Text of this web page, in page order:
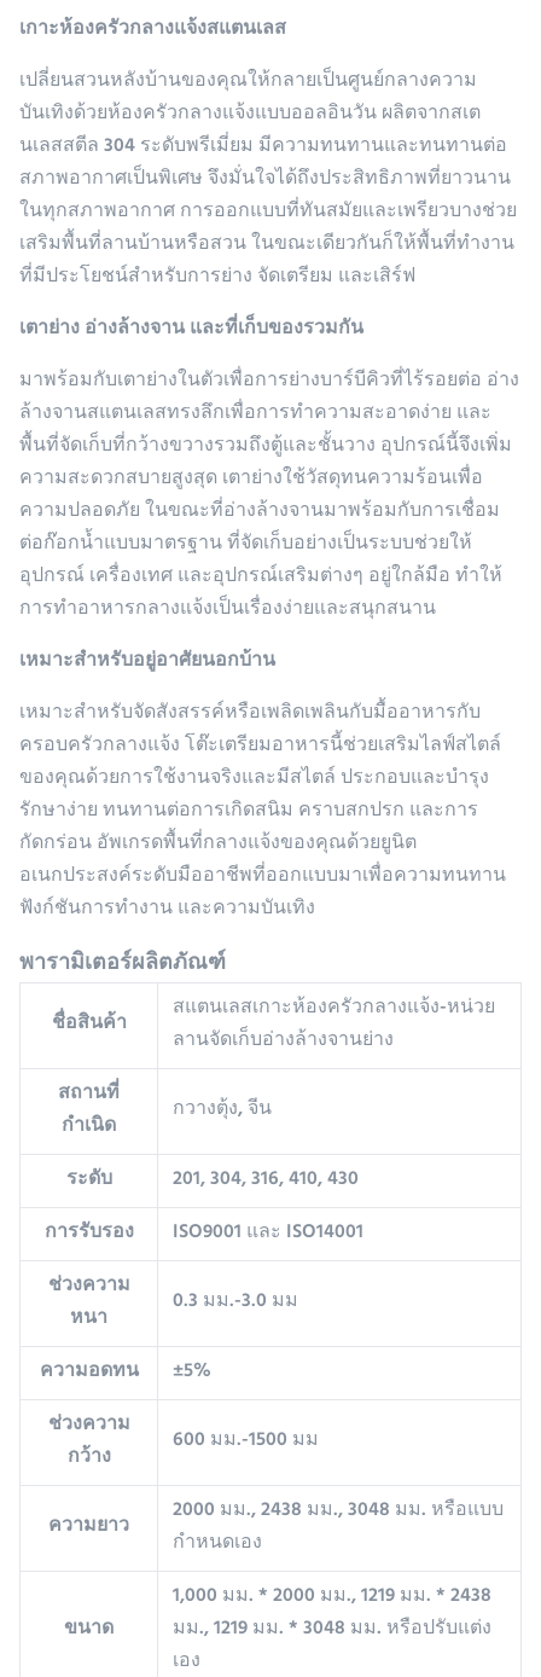
เกาะห้องครัวกลางแจ้งสแตนเลส
เปลี่ยนสวนหลังบ้านของคุณให้กลายเป็นศูนย์กลางความ
บันเทิงด้วยห้องครัวกลางแจ้งแบบออลอินวัน ผลิตจากสเต
นเลสสตีล 304 ระดับพรีเมี่ยม มีความทนทานและทนทานต่อ
สภาพอากาศเป็นพิเศษ จึงมั่นใจได้ถึงประสิทธิภาพที่ยาวนาน
ในทุกสภาพอากาศ การออกแบบที่ทันสมัยและเพรียวบางช่วย
เสริมพื้นที่ลานบ้านหรือสวน ในขณะเดียวกันก็ให้พื้นที่ทำงาน
ที่มีประโยชน์สำหรับการย่าง จัดเตรียม และเสิร์ฟ
เตาย่าง อ่างล้างจาน และที่เก็บของรวมกัน
มาพร้อมกับเตาย่างในตัวเพื่อการย่างบาร์บีคิวที่ไร้รอยต่อ อ่าง
ล้างจานสแตนเลสทรงลึกเพื่อการทำความสะอาดง่าย และ
พื้นที่จัดเก็บที่กว้างขวางรวมถึงตู้และชั้นวาง อุปกรณ์นี้จึงเพิ่ม
ความสะดวกสบายสูงสุด เตาย่างใช้วัสดุทนความร้อนเพื่อ
ความปลอดภัย ในขณะที่อ่างล้างจานมาพร้อมกับการเชื่อม
ต่อก๊อกน้ำแบบมาตรฐาน ที่จัดเก็บอย่างเป็นระบบช่วยให้
อุปกรณ์ เครื่องเทศ และอุปกรณ์เสริมต่างๆ อยู่ใกล้มือ ทำให้
การทำอาหารกลางแจ้งเป็นเรื่องง่ายและสนุกสนาน
เหมาะสำหรับอยู่อาศัยนอกบ้าน
เหมาะสำหรับจัดสังสรรค์หรือเพลิดเพลินกับมื้ออาหารกับ
ครอบครัวกลางแจ้ง โต๊ะเตรียมอาหารนี้ช่วยเสริมไลฟ์สไตล์
ของคุณด้วยการใช้งานจริงและมีสไตล์ ประกอบและบำรุง
รักษาง่าย ทนทานต่อการเกิดสนิม คราบสกปรก และการ
กัดกร่อน อัพเกรดพื้นที่กลางแจ้งของคุณด้วยยูนิต
อเนกประสงค์ระดับมืออาชีพที่ออกแบบมาเพื่อความทนทาน
ฟังก์ชันการทำงาน และความบันเทิง
พารามิเตอร์ผลิตภัณฑ์
ชื่อสินค้า
สแตนเลสเกาะห้องครัวกลางแจ้ง-หน่วย
ลานจัดเก็บอ่างล้างจานย่าง
สถานที่
กำเนิด
กวางตุ้ง, จีน
ระดับ
201, 304, 316, 410, 430
การรับรอง
ISO9001 และ ISO14001
ช่วงความ
หนา
0.3 มม.-3.0 มม
ความอดทน
±5%
ช่วงความ
กว้าง
600 มม.-1500 มม
ความยาว
2000 มม., 2438 มม., 3048 มม. หรือแบบ
กำหนดเอง
ขนาด
1,000 มม. * 2000 มม., 1219 มม. * 2438
มม., 1219 มม. * 3048 มม. หรือปรับแต่ง
เอง